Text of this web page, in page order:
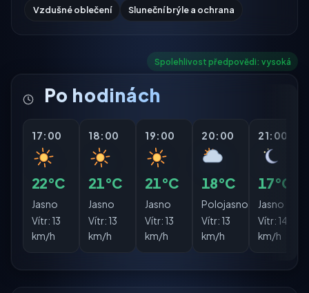
Vzdušné oblečení Sluneční brýle a ochrana
Spolehlivost předpovědi: vysoká
Po hodinách
17:00
22°C
Jasno
Vítr: 13
km/h
18:00
21°C
Jasno
Vítr: 13
km/h
19:00
21°C
Jasno
Vítr: 13
km/h
20:00
18°C
Polojasno
Vítr: 13
km/h
21:00
17°C
Jasno
Vítr: 14
km/h